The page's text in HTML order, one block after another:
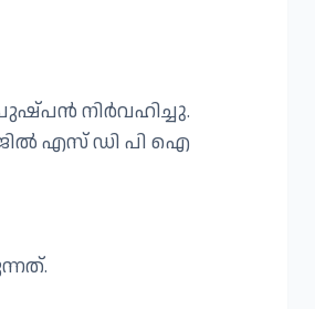
നിർവഹിച്ചു.
എസ് ഡി പി ഐ